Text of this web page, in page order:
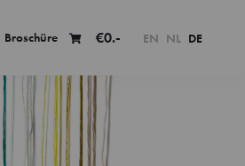
Broschüre €0.- EN NL DE